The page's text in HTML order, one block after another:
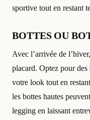
sportive tout en restant
BOTTES OU
Avec l’arrivée de
placard. Optez pour
votre look tout en
les bottes hautes
legging en laissant